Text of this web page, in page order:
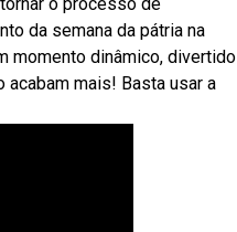
da semana da pátria na
momento dinâmico, divertido
mais! Basta usar a